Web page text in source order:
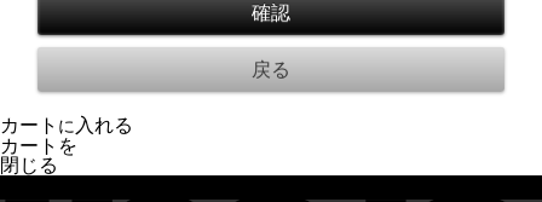
カート に入れる
カートを
閉じる